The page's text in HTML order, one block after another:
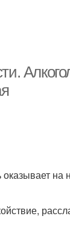
на